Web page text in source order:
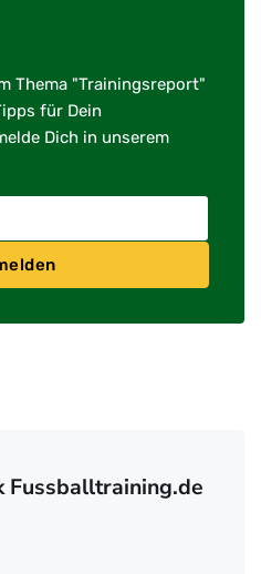
Thema "Trainingsreport"
für Dein
Dich in unserem
Fussballtraining.de